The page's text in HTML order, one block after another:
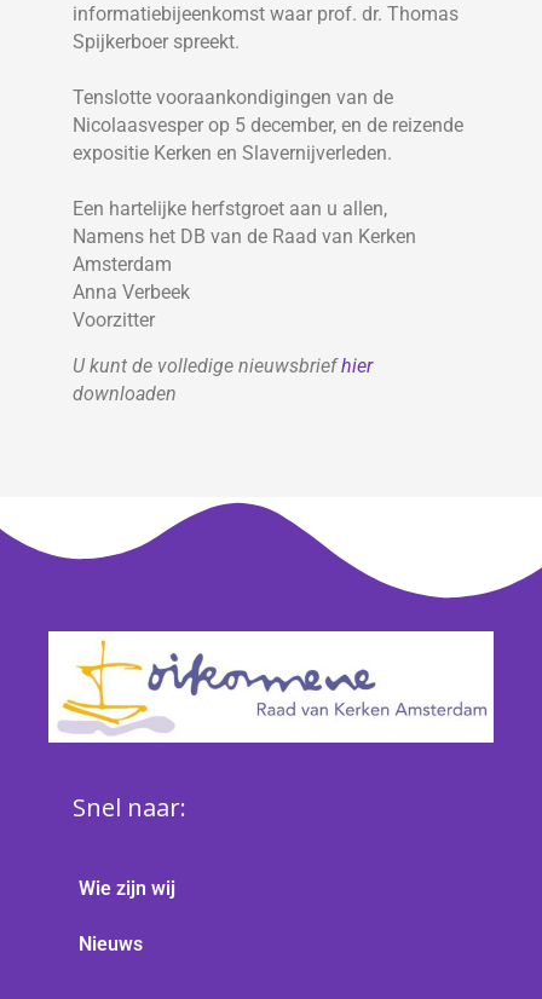
informatiebijeenkomst waar prof. dr. Thomas
Spijkerboer spreekt.
Tenslotte vooraankondigingen van de
Nicolaasvesper op 5 december, en de reizende
expositie Kerken en Slavernijverleden.
Een hartelijke herfstgroet aan u allen,
Namens het DB van de Raad van Kerken
Amsterdam
Anna Verbeek
Voorzitter
U kunt de volledige nieuwsbriefhier
downloaden
Snel naar:
Wie zijn wij
Nieuws